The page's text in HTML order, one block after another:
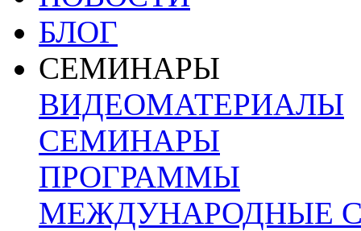
БЛОГ
СЕМИНАРЫ
ВИДЕОМАТЕРИАЛЫ
СЕМИНАРЫ
ПРОГРАММЫ
МЕЖДУНАРОДНЫЕ